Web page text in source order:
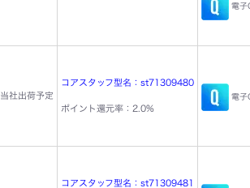
電子
当社出荷予定
コアスタッフ型名：st71309480
ポイント還元率：2.0%
電子
コアスタッフ型名：st71309481